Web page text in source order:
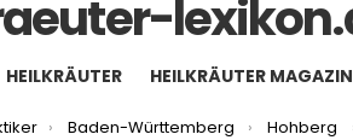
HEILKRÄUTER HEILKRÄUTER MAGAZIN
Baden-Württemberg Hohberg